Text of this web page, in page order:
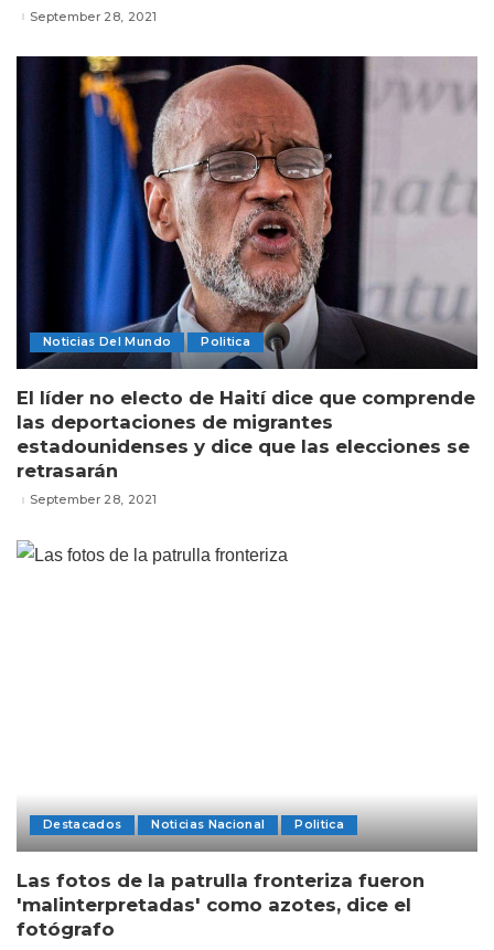
September 28, 2021
Noticias Del Mundo Politica
El líder no electo de Haití dice que comprende
las deportaciones de migrantes
estadounidenses y dice que las elecciones se
retrasarán
September 28, 2021
Destacados Noticias Nacional Politica
Las fotos de la patrulla fronteriza fueron
'malinterpretadas' como azotes, dice el
fotógrafo